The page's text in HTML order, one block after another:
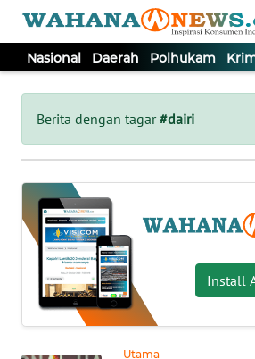
Nasional Daerah Polhukam
Berita dengan tagar#dairi
Install
Utama
Tutup
NASIONAL
DAERAH
POLHUKAM
KRIMINAL